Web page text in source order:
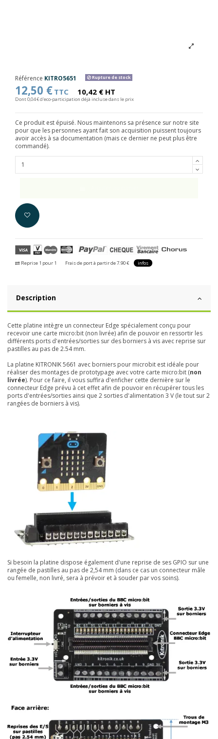
Référence KITRO5651 Rupture de stock
12,50 € TTC 10,42 € HT
Dont 0,04 € d'eco-participation déjà incluse dans le prix
Ce produit est épuisé. Nous maintenons sa présence sur notre site
pour que les personnes ayant fait son acquisition puissent toujours
avoir accès à sa documentation (mais ce dernier ne peut plus être
commandé).
Reprise 1 pour 1 Frais de port à partir de 7.90 € infos
Description
Cette platine intègre un connecteur Edge spécialement conçu pour
recevoir une carte micro:bit (non livrée) afin de pouvoir en ressortir les
différents ports d'entrées/sorties sur des borniers à vis avec reprise sur
pastilles au pas de 2.54 mm.
La platine KITRONIK 5661 avec borniers pour microbit est idéale pour
réaliser des montages de prototypage avec votre carte micro:bit (non
livrée). Pour ce faire, il vous suffira d'enficher cette dernière sur le
connecteur Edge prévu à cet effet afin de pouvoir en récupérer tous les
ports d'entrées/sorties ainsi que 2 sorties d'alimentation 3 V (le tout sur 2
rangées de borniers à vis).
Si besoin la platine dispose également d'une reprise de ses GPIO sur une
rangée de pastilles au pas de 2,54 mm (dans ce cas un connecteur mâle
ou femelle, non livré, sera à prévoir et à souder par vos soins).